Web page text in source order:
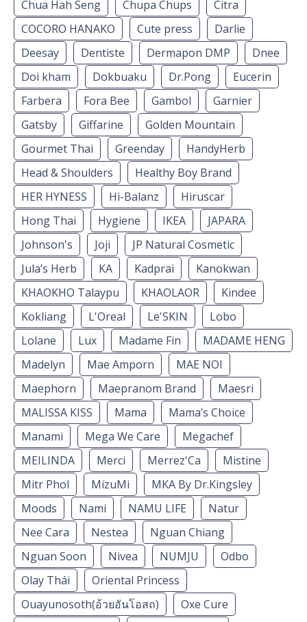
Chua Hah Seng Chupa Chups
Citra
COCORO HANAKO
Cute press
Darlie
Deesay
Dentiste Dermapon DMP
Dnee
Doi kham
Dokbuaku Dr.Pong
Eucerin
Farbera
Fora Bee Gambol
Garnier
Gatsby
Giffarine
Golden Mountain
Gourmet Thai
Greenday
HandyHerb
Head & Shoulders
Healthy Boy Brand
HER HYNESS
Hi-Balanz
Hiruscar
Hong Thai
Hygiene IKEA
JAPARA
Johnson's
Joji
JP Natural Cosmetic
Jula’s Herb
KA Kadprai
Kanokwan
KHAOKHO Talaypu
KHAOLAOR
Kindee
Kokliang
L'Oreal Le'SKIN
Lobo
Lolane
Lux Madame Fin
MADAME HENG
Madelyn
Mae Amporn
MAE NOI
Maephorn
Maepranom Brand
Maesri
MALISSA KISS
Mama
Mama’s Choice
Manami
Mega We Care
Megachef
MEILINDA
Merci Merrez'Ca
Mistine
Mitr Phol
MizuMi
MKA By Dr.Kingsley
Moods
Nami NAMU LIFE
Natur
Nee Cara
Nestea
Nguan Chiang
Nguan Soon
Nivea NUMJU
Odbo
Olay Thái
Oriental Princess
Ouayunosoth(อ้วยอันโอสถ)
Oxe Cure